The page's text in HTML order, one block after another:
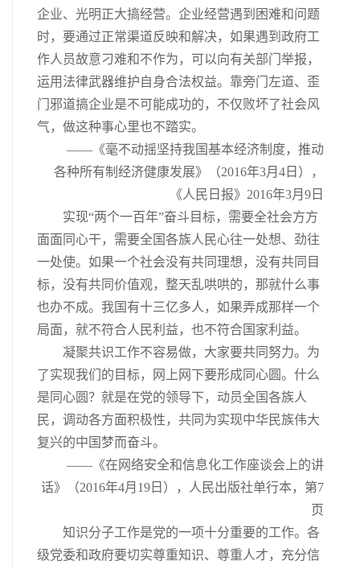
企业、光明正大搞经营。企业经营遇到困难和问题
时，要通过正常渠道反映和解决，如果遇到政府工
作人员故意刁难和不作为，可以向有关部门举报，
运用法律武器维护自身合法权益。靠旁门左道、歪
门邪道搞企业是不可能成功的，不仅败坏了社会风
气，做这种事心里也不踏实。
——《毫不动摇坚持我国基本经济制度，推动
各种所有制经济健康发展》（2016年3月4日），
《人民日报》2016年3月9日
实现“两个一百年”奋斗目标，需要全社会方方
面面同心干，需要全国各族人民心往一处想、劲往
一处使。如果一个社会没有共同理想，没有共同目
标，没有共同价值观，整天乱哄哄的，那就什么事
也办不成。我国有十三亿多人，如果弄成那样一个
局面，就不符合人民利益，也不符合国家利益。
凝聚共识工作不容易做，大家要共同努力。为
了实现我们的目标，网上网下要形成同心圆。什么
是同心圆？就是在党的领导下，动员全国各族人
民，调动各方面积极性，共同为实现中华民族伟大
复兴的中国梦而奋斗。
——《在网络安全和信息化工作座谈会上的讲
话》（2016年4月19日），人民出版社单行本，第7
页
知识分子工作是党的一项十分重要的工作。各
级党委和政府要切实尊重知识、尊重人才，充分信